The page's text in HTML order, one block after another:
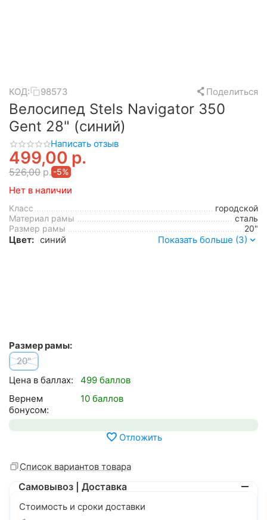
КОД: 98573 Поделиться
Велосипед Stels Navigator 350
Gent 28" (синий)
Написать отзыв
499,00 р.
526,00 р. -5%
Нет в наличии
Класс
городской
Материал рамы
сталь
Размер рамы
20"
Цвет: синий Показать больше (3)
Размер рамы:
20"
Цена в баллах:
499 баллов
Вернем
бонусом:
10 баллов
Отложить
Список вариантов товара
Самовывоз | Доставка
Стоимость и сроки доставки